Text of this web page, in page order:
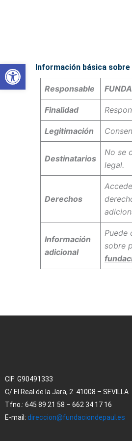
Información básica
Responsable
Finalidad
Legitimación
Destinatarios
No se
legal.
Derechos
Información
adicional
Puede
sobre
CIF: G90491333
C/ El Real de la Jara, 2. 41008 – SEVILLA
Tfno.: 645 89 21 58 – 662 34 17 16
E-mail: direccion@fundaciondepaul.es
Abrir barra de herramientas